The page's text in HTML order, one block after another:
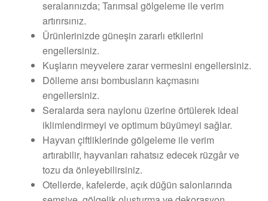
seralarınızda; Tarımsal gölgeleme ile verim
artırırsınız.
Ürünlerinizde güneşin zararlı etkilerini
engellersiniz.
Kuşların meyvelere zarar vermesini engellersiniz.
Dölleme arısı bombusların kaçmasını
engellersiniz.
Seralarda sera naylonu üzerine örtülerek ideal
iklimlendirmeyi ve optimum büyümeyi sağlar.
Hayvan çiftliklerinde gölgeleme ile verim
artırabilir, hayvanları rahatsız edecek rüzgâr ve
tozu da önleyebilirsiniz.
Otellerde, kafelerde, açık düğün salonlarında